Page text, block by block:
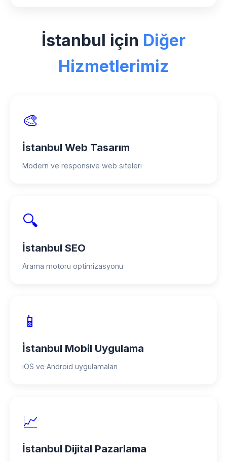
sunuyoruz. Peşin ödemede özel
indirimler, taksitli ödeme seçenekleri ve
proje bazlı ödeme planları mevcuttur.
İstanbul için Diğer
Hizmetlerimiz
🎨
İstanbul Web Tasarım
Modern ve responsive web siteleri
🔍
İstanbul SEO
Arama motoru optimizasyonu
📱
İstanbul Mobil Uygulama
iOS ve Android uygulamaları
📈
İstanbul Dijital Pazarlama